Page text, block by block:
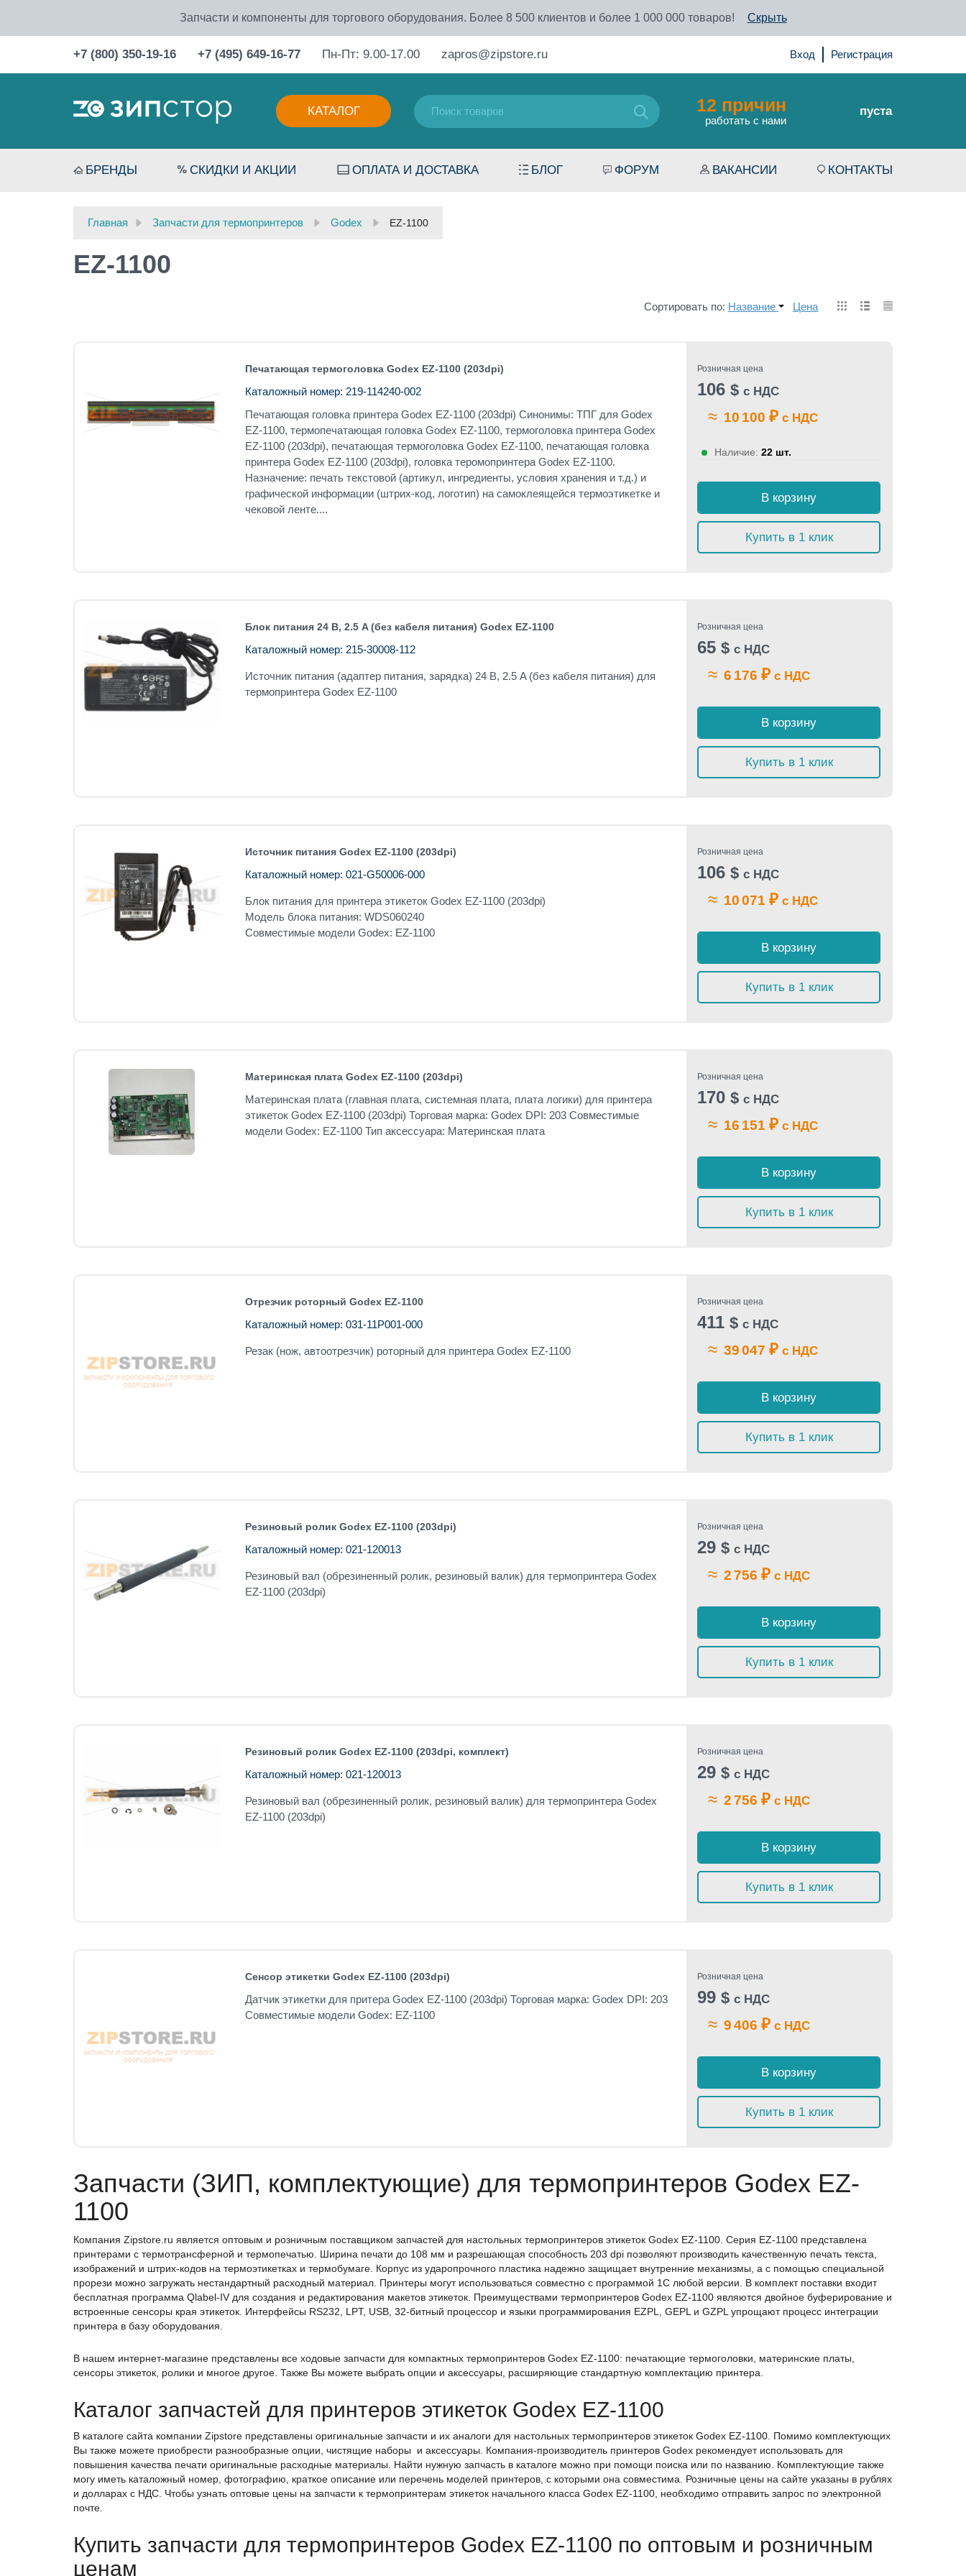
Запчасти и компоненты для торгового оборудования. Более 8 500 клиентов и более 1 000 000 товаров! Скрыть
+7 (800) 350-19-16 +7 (495) 649-16-77 Пн-Пт: 9.00-17.00 zapros@zipstore.ru Вход Регистрация
КАТАЛОГ 12 причин
работать с нами
пуста
БРЕНДЫ СКИДКИ И АКЦИИ ОПЛАТА И ДОСТАВКА БЛОГ ФОРУМ ВАКАНСИИ КОНТАКТЫ
Главная Запчасти для термопринтеров Godex EZ-1100
EZ-1100
Сортировать по: Название Цена
Печатающая термоголовка Godex EZ-1100 (203dpi)
Каталожный номер: 219-114240-002
Печатающая головка принтера Godex EZ-1100 (203dpi) Синонимы: ТПГ для Godex
EZ-1100, термопечатающая головка Godex EZ-1100, термоголовка принтера Godex
EZ-1100 (203dpi), печатающая термоголовка Godex EZ-1100, печатающая головка
принтера Godex EZ-1100 (203dpi), головка теромопринтера Godex EZ-1100.
Назначение: печать текстовой (артикул, ингредиенты, условия хранения и т.д.) и
графической информации (штрих-код, логотип) на самоклеящейся термоэтикетке и
чековой ленте....
Розничная цена
106 $ с НДС
≈ 10 100 ₽ с НДС
Наличие: 22 шт.
В корзину
Купить в 1 клик
Блок питания 24 В, 2.5 A (без кабеля питания) Godex EZ-1100
Каталожный номер: 215-30008-112
Источник питания (адаптер питания, зарядка) 24 В, 2.5 A (без кабеля питания) для
термопринтера Godex EZ-1100
Розничная цена
65 $ с НДС
≈ 6 176 ₽ с НДС
В корзину
Купить в 1 клик
Источник питания Godex EZ-1100 (203dpi)
Каталожный номер: 021-G50006-000
Блок питания для принтера этикеток Godex EZ-1100 (203dpi)
Модель блока питания: WDS060240
Совместимые модели Godex: EZ-1100
Розничная цена
106 $ с НДС
≈ 10 071 ₽ с НДС
В корзину
Купить в 1 клик
Материнская плата Godex EZ-1100 (203dpi)
Материнская плата (главная плата, системная плата, плата логики) для принтера
этикеток Godex EZ-1100 (203dpi) Торговая марка: Godex DPI: 203 Совместимые
модели Godex: EZ-1100 Тип аксессуара: Материнская плата
Розничная цена
170 $ с НДС
≈ 16 151 ₽ с НДС
В корзину
Купить в 1 клик
Отрезчик роторный Godex EZ-1100
Каталожный номер: 031-11P001-000
Резак (нож, автоотрезчик) роторный для принтера Godex EZ-1100
Розничная цена
411 $ с НДС
≈ 39 047 ₽ с НДС
В корзину
Купить в 1 клик
Резиновый ролик Godex EZ-1100 (203dpi)
Каталожный номер: 021-120013
Резиновый вал (обрезиненный ролик, резиновый валик) для термопринтера Godex
EZ-1100 (203dpi)
Розничная цена
29 $ с НДС
≈ 2 756 ₽ с НДС
В корзину
Купить в 1 клик
Резиновый ролик Godex EZ-1100 (203dpi, комплект)
Каталожный номер: 021-120013
Резиновый вал (обрезиненный ролик, резиновый валик) для термопринтера Godex
EZ-1100 (203dpi)
Розничная цена
29 $ с НДС
≈ 2 756 ₽ с НДС
В корзину
Купить в 1 клик
Сенсор этикетки Godex EZ-1100 (203dpi)
Датчик этикетки для притера Godex EZ-1100 (203dpi) Торговая марка: Godex DPI: 203
Совместимые модели Godex: EZ-1100
Розничная цена
99 $ с НДС
≈ 9 406 ₽ с НДС
В корзину
Купить в 1 клик
Запчасти (ЗИП, комплектующие) для термопринтеров Godex EZ-
1100
Компания Zipstore.ru является оптовым и розничным поставщиком запчастей для настольных термопринтеров этикеток Godex EZ-1100. Серия EZ-1100 представлена
принтерами с термотрансферной и термопечатью. Ширина печати до 108 мм и разрешающая способность 203 dpi позволяют производить качественную печать текста,
изображений и штрих-кодов на термоэтикетках и термобумаге. Корпус из ударопрочного пластика надежно защищает внутренние механизмы, а с помощью специальной
прорези можно загружать нестандартный расходный материал. Принтеры могут использоваться совместно с программой 1С любой версии. В комплект поставки входит
бесплатная программа Qlabel-IV для создания и редактирования макетов этикеток. Преимуществами термопринтеров Godex EZ-1100 являются двойное буферирование и
встроенные сенсоры края этикеток. Интерфейсы RS232, LPT, USB, 32-битный процессор и языки программирования EZPL, GEPL и GZPL упрощают процесс интеграции
принтера в базу оборудования.
В нашем интернет-магазине представлены все ходовые запчасти для компактных термопринтеров Godex EZ-1100: печатающие термоголовки, материнские платы,
сенсоры этикеток, ролики и многое другое. Также Вы можете выбрать опции и аксессуары, расширяющие стандартную комплектацию принтера.
Каталог запчастей для принтеров этикеток Godex EZ-1100
В каталоге сайта компании Zipstore представлены оригинальные запчасти и их аналоги для настольных термопринтеров этикеток Godex EZ-1100. Помимо комплектующих
Вы также можете приобрести разнообразные опции, чистящие наборы и аксессуары. Компания-производитель принтеров Godex рекомендует использовать для
повышения качества печати оригинальные расходные материалы. Найти нужную запчасть в каталоге можно при помощи поиска или по названию. Комплектующие также
могу иметь каталожный номер, фотографию, краткое описание или перечень моделей принтеров, с которыми она совместима. Розничные цены на сайте указаны в рублях
и долларах с НДС. Чтобы узнать оптовые цены на запчасти к термопринтерам этикеток начального класса Godex EZ-1100, необходимо отправить запрос по электронной
почте.
Купить запчасти для термопринтеров Godex EZ-1100 по оптовым и розничным
ценам